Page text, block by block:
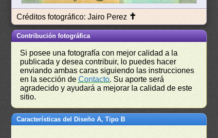
Créditos fotográfico: Jairo Perez ✝
Contribución fotográfica
Si posee una fotografía con mejor calidad a la
publicada y desea contribuir, lo puedes hacer
enviando ambas caras siguiendo las instrucciones
en la sección deContacto. Su aporte será
agradecido y ayudará a mejorar la calidad de este
sitio.
Características del Diseño A, Tipo B